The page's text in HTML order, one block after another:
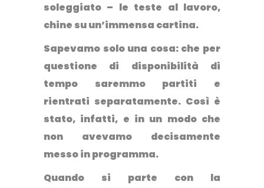
soleggiato – le teste al lavoro,
chine su un’immensa cartina.
Sapevamo solo una cosa: che per
questione di disponibilità di
tempo saremmo partiti e
rientrati separatamente. Così è
stato, infatti, e in un modo che
non avevamo decisamente
messo in programma.
Quando si parte con la